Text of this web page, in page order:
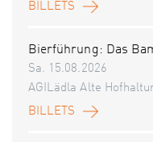
BILLETS
Bierführung: Das
Sa. 15.08.2026
AGILädla Alte
BILLETS